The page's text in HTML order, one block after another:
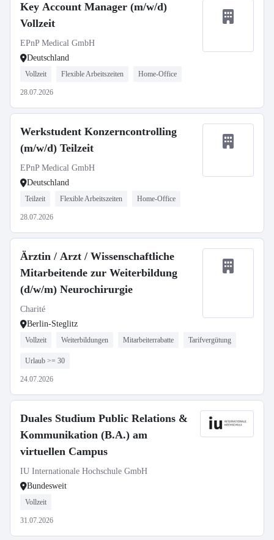
Key Account Manager (m/w/d)
Vollzeit
EPnP Medical GmbH
Deutschland
Vollzeit Flexible Arbeitszeiten Home-Office
28.07.2026
Werkstudent Konzerncontrolling
(m/w/d) Teilzeit
EPnP Medical GmbH
Deutschland
Teilzeit Flexible Arbeitszeiten Home-Office
28.07.2026
Ärztin / Arzt / Wissenschaftliche
Mitarbeitende zur Weiterbildung
(d/w/m) Neurochirurgie
Charité
Berlin-Steglitz
Vollzeit Weiterbildungen Mitarbeiterrabatte Tarifvergütung
Urlaub >= 30
24.07.2026
Duales Studium Public Relations &
Kommunikation (B.A.) am
virtuellen Campus
IU Internationale Hochschule GmbH
Bundesweit
Vollzeit
31.07.2026